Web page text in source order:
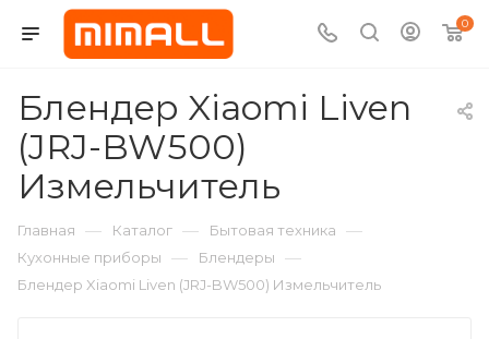
0
Блендер Xiaomi Liven
(JRJ-BW500)
Измельчитель
Главная — Каталог — Бытовая техника —
Кухонные приборы — Блендеры —
Блендер Xiaomi Liven (JRJ-BW500) Измельчитель